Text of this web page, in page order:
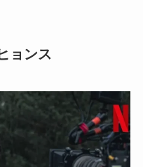
ョンス